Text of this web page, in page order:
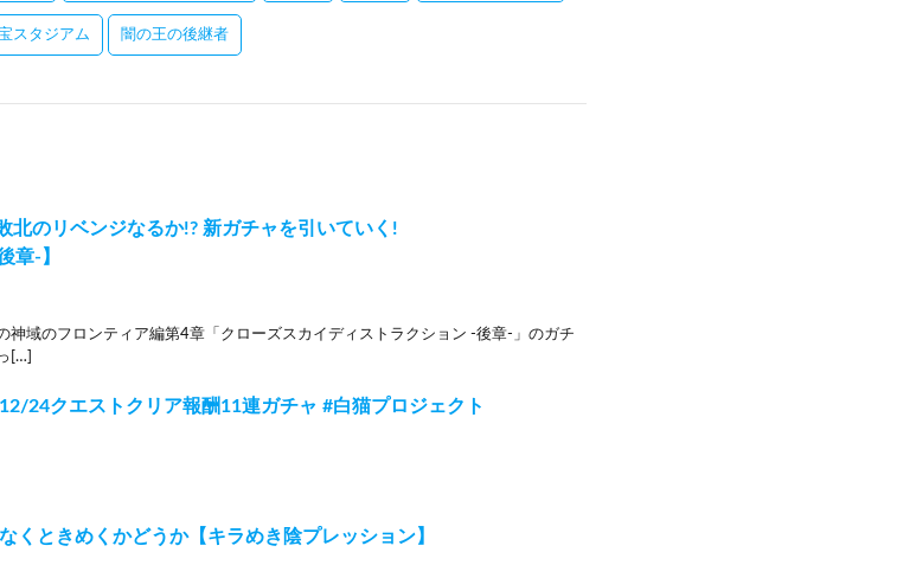
スタジアム 闇の王の後継者
北のリベンジなるか!? 新ガチャを引いていく!
章-】
神域のフロンティア編第4章「クローズスカイディストラクション -後章-」のガチ
[…]
24クエストクリア報酬11連ガチャ #白猫プロジェクト
くときめくかどうか【キラめき陰プレッション】